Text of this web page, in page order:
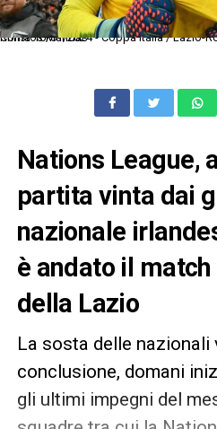
Roma 10/01/2024 - Coppa Italia / Lazio-Roma / foto Image Sport nella foto: Christos Mandas
Nations League,
partita vinta dai
nazionale
è andato il
della Lazio
La sosta delle nazionali
conclusione, domani
gli ultimi impegni del